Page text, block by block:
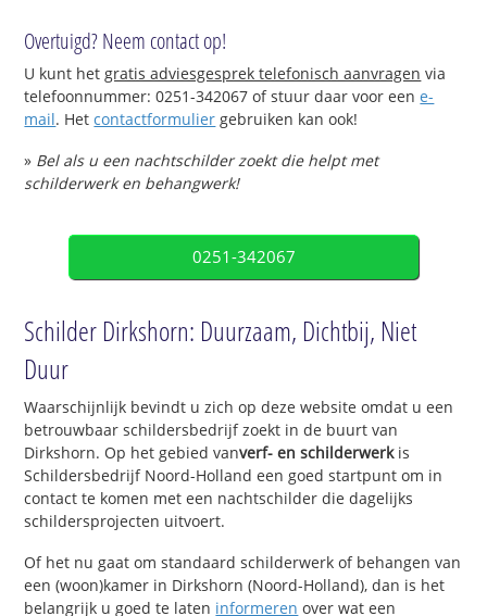
Overtuigd? Neem contact op!
U kunt hetgratis adviesgesprek telefonisch aanvragen via
telefoonnummer: 0251-342067 of stuur daar voor eene-
mail. Hetcontactformulier gebruiken kan ook!
» Bel als u een nachtschilder zoekt die helpt met
schilderwerk en behangwerk!
0251-342067
Schilder Dirkshorn: Duurzaam, Dichtbij, Niet
Duur
Waarschijnlijk bevindt u zich op deze website omdat u een
betrouwbaar schildersbedrijf zoekt in de buurt van
Dirkshorn. Op het gebied vanverf- en schilderwerkis
Schildersbedrijf Noord-Holland een goed startpunt om in
contact te komen met een nachtschilder die dagelijks
schildersprojecten uitvoert.
Of het nu gaat om standaard schilderwerk of behangen van
een (woon)kamer in Dirkshorn (Noord-Holland), dan is het
belangrijk u goed te laten informeren over wat een